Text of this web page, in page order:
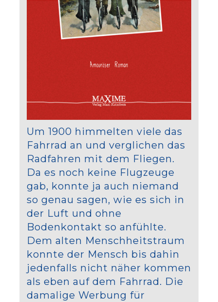
Um 1900 himmelten viele das
Fahrrad an und verglichen das
Radfahren mit dem Fliegen.
Da es noch keine Flugzeuge
gab, konnte ja auch niemand
so genau sagen, wie es sich in
der Luft und ohne
Bodenkontakt so anfühlte.
Dem alten Menschheitstraum
konnte der Mensch bis dahin
jedenfalls nicht näher kommen
als eben auf dem Fahrrad. Die
damalige Werbung für